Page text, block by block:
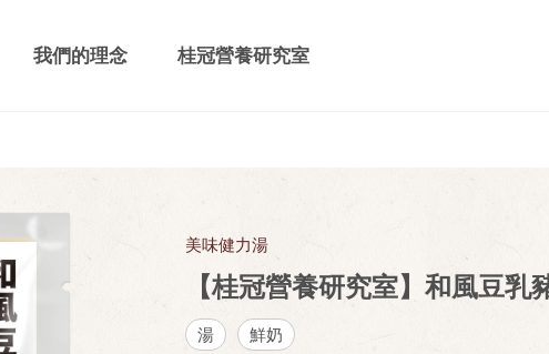
我們的理念 桂冠營養研究室
美味健力湯
【桂冠營養研究室】和風豆乳
湯 鮮奶